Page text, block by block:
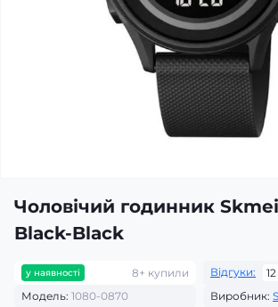
Чоловічий годинник
Black-Black
у наявності 8+ купили Відгуки:
12
Модель: 1080-0870 Виробник: